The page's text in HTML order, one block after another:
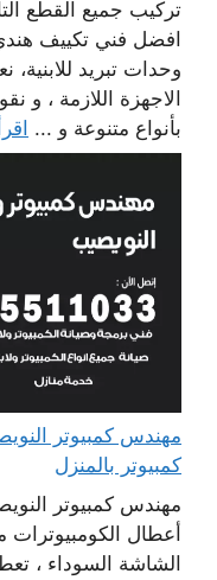
تركيب جميع القطع
افضل فني تكييف
وحدات تبريد
الاجهزة اللازمة ، و
بأنواع متنوعة و ...
كمبيوتر بالمنزل
مهندس كمبيوتر
أعطال
الشاشة السوداء ،